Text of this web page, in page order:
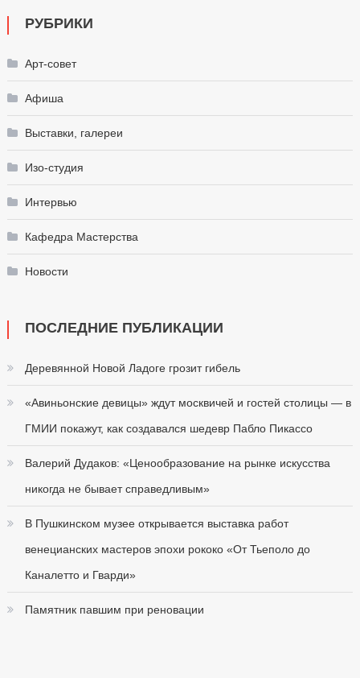
РУБРИКИ
Арт-совет
Афиша
Выставки, галереи
Изо-студия
Интервью
Кафедра Мастерства
Новости
ПОСЛЕДНИЕ ПУБЛИКАЦИИ
Деревянной Новой Ладоге грозит гибель
«Авиньонские девицы» ждут москвичей и гостей столицы — в
ГМИИ покажут, как создавался шедевр Пабло Пикассо
Валерий Дудаков: «Ценообразование на рынке искусства
никогда не бывает справедливым»
В Пушкинском музее открывается выставка работ
венецианских мастеров эпохи рококо «От Тьеполо до
Каналетто и Гварди»
Памятник павшим при реновации